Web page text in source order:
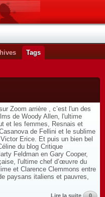
Tags
Zoom arrière , c’est l'un des
de Woody Allen, l'ultime
et les femmes, Resnais et
de Fellini et le sublime
Erice. Et puis un bien bel
du blog Critique
Feldman en Gary Cooper,
l'ultime chef d’œuvre du
et Clarence Clemmons entre
paysans italiens et pauvres,
Lire la suite 0